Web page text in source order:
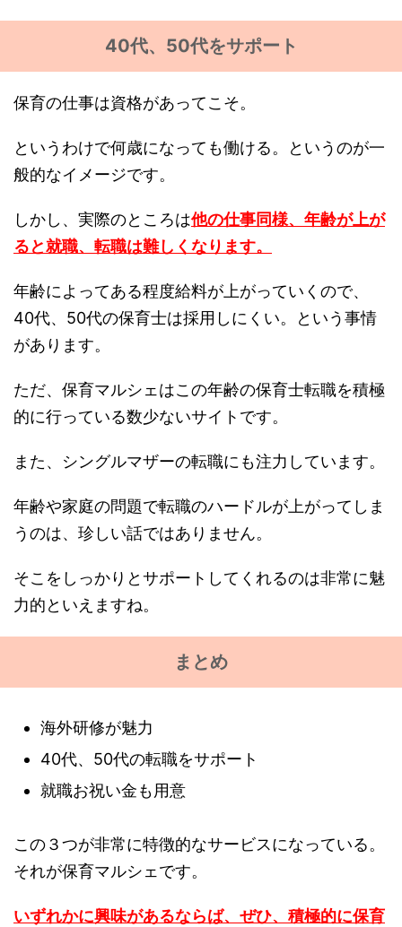
40代、50代をサポート
保育の仕事は資格があってこそ。
というわけで何歳になっても働ける。というのが一
般的なイメージです。
しかし、実際のところは他の仕事同様、年齢が上が
ると就職、転職は難しくなります。
年齢によってある程度給料が上がっていくので、
40代、50代の保育士は採用しにくい。という事情
があります。
ただ、保育マルシェはこの年齢の保育士転職を積極
的に行っている数少ないサイトです。
また、シングルマザーの転職にも注力しています。
年齢や家庭の問題で転職のハードルが上がってしま
うのは、珍しい話ではありません。
そこをしっかりとサポートしてくれるのは非常に魅
力的といえますね。
まとめ
海外研修が魅力
40代、50代の転職をサポート
就職お祝い金も用意
この３つが非常に特徴的なサービスになっている。
それが保育マルシェです。
いずれかに興味があるならば、ぜひ、積極的に保育